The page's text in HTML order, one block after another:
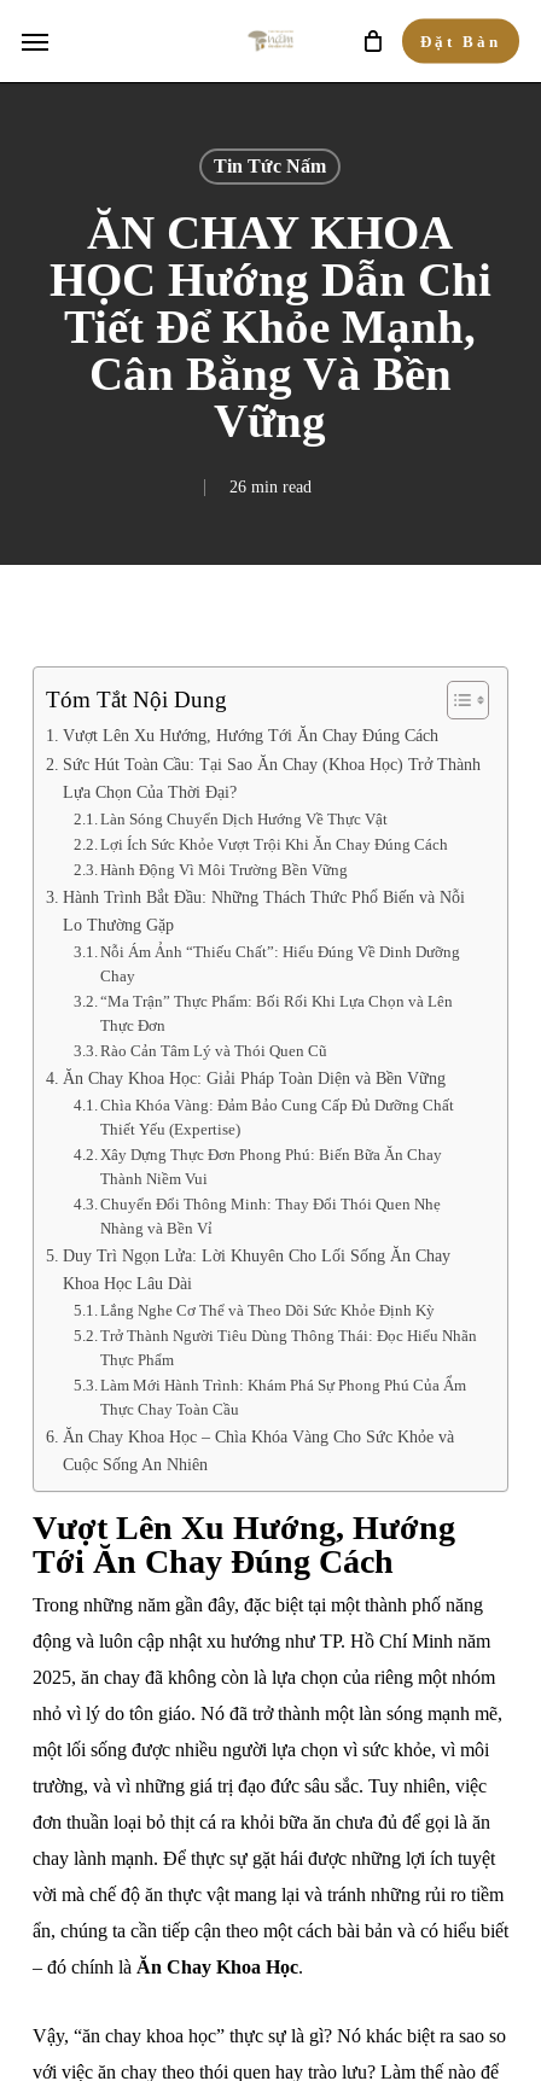
main
Đặt Bàn
Menu
Tin Tức Nấm
ĂN CHAY KHOA
HỌC Hướng Dẫn Chi
Tiết Để Khỏe Mạnh,
Cân Bằng Và Bền
Vững
26 min read
Tóm Tắt Nội Dung
Vượt Lên Xu Hướng, Hướng Tới Ăn Chay Đúng Cách
Sức Hút Toàn Cầu: Tại Sao Ăn Chay (Khoa Học) Trở Thành
Lựa Chọn Của Thời Đại?
Làn Sóng Chuyển Dịch Hướng Về Thực Vật
Lợi Ích Sức Khỏe Vượt Trội Khi Ăn Chay Đúng Cách
Hành Động Vì Môi Trường Bền Vững
Hành Trình Bắt Đầu: Những Thách Thức Phổ Biến và Nỗi
Lo Thường Gặp
Nỗi Ám Ảnh “Thiếu Chất”: Hiểu Đúng Về Dinh Dưỡng
Chay
“Ma Trận” Thực Phẩm: Bối Rối Khi Lựa Chọn và Lên
Thực Đơn
Rào Cản Tâm Lý và Thói Quen Cũ
Ăn Chay Khoa Học: Giải Pháp Toàn Diện và Bền Vững
Chìa Khóa Vàng: Đảm Bảo Cung Cấp Đủ Dưỡng Chất
Thiết Yếu (Expertise)
Xây Dựng Thực Đơn Phong Phú: Biến Bữa Ăn Chay
Thành Niềm Vui
Chuyển Đổi Thông Minh: Thay Đổi Thói Quen Nhẹ
Nhàng và Bền Vỉ
Duy Trì Ngọn Lửa: Lời Khuyên Cho Lối Sống Ăn Chay
Khoa Học Lâu Dài
Lắng Nghe Cơ Thể và Theo Dõi Sức Khỏe Định Kỳ
Trở Thành Người Tiêu Dùng Thông Thái: Đọc Hiểu Nhãn
Thực Phẩm
Làm Mới Hành Trình: Khám Phá Sự Phong Phú Của Ẩm
Thực Chay Toàn Cầu
Ăn Chay Khoa Học – Chìa Khóa Vàng Cho Sức Khỏe và
Cuộc Sống An Nhiên
Vượt Lên Xu Hướng, Hướng
Tới Ăn Chay Đúng Cách
Trong những năm gần đây, đặc biệt tại một thành phố năng
động và luôn cập nhật xu hướng như TP. Hồ Chí Minh năm
2025, ăn chay đã không còn là lựa chọn của riêng một nhóm
nhỏ vì lý do tôn giáo. Nó đã trở thành một làn sóng mạnh mẽ,
một lối sống được nhiều người lựa chọn vì sức khỏe, vì môi
trường, và vì những giá trị đạo đức sâu sắc. Tuy nhiên, việc
đơn thuần loại bỏ thịt cá ra khỏi bữa ăn chưa đủ để gọi là ăn
chay lành mạnh. Để thực sự gặt hái được những lợi ích tuyệt
vời mà chế độ ăn thực vật mang lại và tránh những rủi ro tiềm
ẩn, chúng ta cần tiếp cận theo một cách bài bản và có hiểu biết
– đó chính là Ăn Chay Khoa Học.
Vậy, “ăn chay khoa học” thực sự là gì? Nó khác biệt ra sao so
với việc ăn chay theo thói quen hay trào lưu? Làm thế nào để